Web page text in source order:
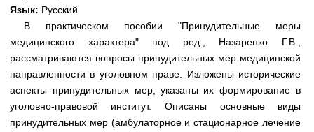
Научно-популярное
Новости (244)
Медицинская стандартизация
Нормативы экстренной и неотложной помощи
Язык: Русский
В практическом пособии "Принудительные меры
медицинского характера" под ред., Назаренко Г.В.,
рассматриваются вопросы принудительных мер медицинской
направленности в уголовном праве. Изложены исторические
аспекты принудительных мер, указаны их формирование в
уголовно-правовой институт. Описаны основные виды
принудительных мер (амбулаторное и стационарное лечение